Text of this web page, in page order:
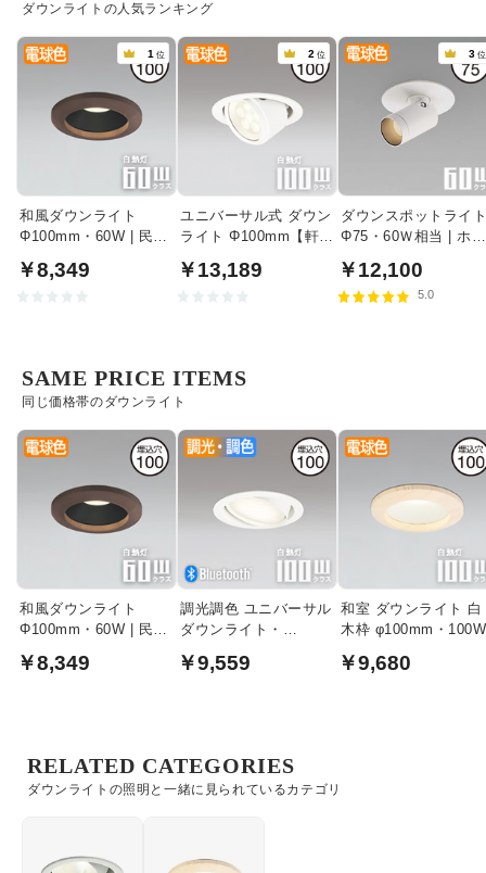
ダウンライトの人気ランキング
1 位
和風ダウンライト
Φ100mm・60W | 民芸
￥8,349
2 位
ユニバーサル式 ダウン
ライト Φ100mm【軒
￥13,189
3 位
ダウンスポットライ
Φ75・60Ｗ相当 | ホワ
￥12,100
5.0
同じ価格帯のダウンライト
SAME PRICE ITEMS
和風ダウンライト
Φ100mm・60W | 民芸
￥8,349
調光調色 ユニバーサル
ダウンライト・
bluetooth｜ホワイト
￥9,559
和室 ダウンライト 白
木枠 φ100mm・100W
￥9,680
ダウンライトの照明と一緒に見られているカテゴリ
RELATED CATEGORIES